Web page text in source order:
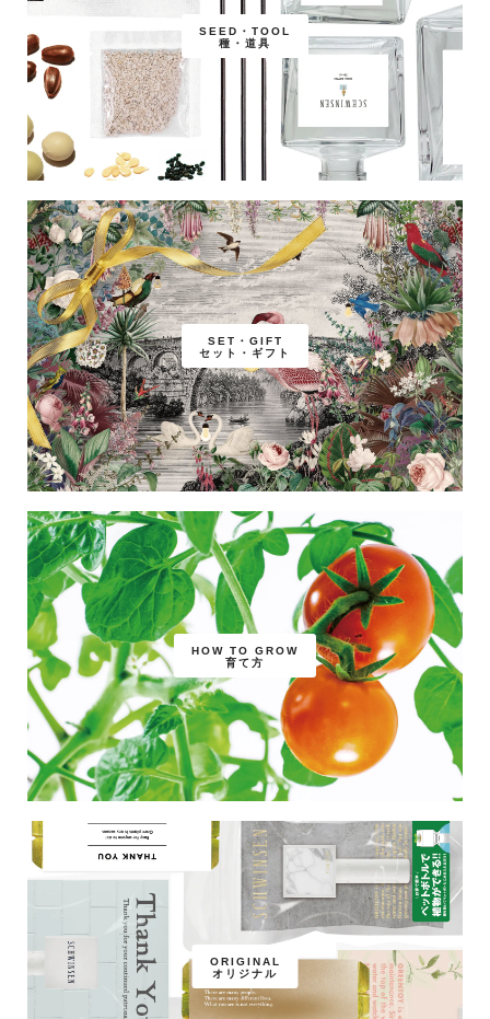
SEED・TOOL
種・道具
SET・GIFT
セット・ギフト
HOW TO GROW
育て方
ORIGINAL
オリジナル